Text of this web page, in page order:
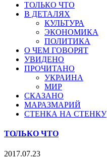
ТОЛЬКО ЧТО
В ДЕТАЛЯХ
КУЛЬТУРА
ЭКОНОМИКА
ПОЛИТИКА
О ЧЕМ ГОВОРЯТ
УВИДЕНО
ПРОЧИТАНО
УКРАИНА
МИР
СКАЗАНО
МАРАЗМАРИЙ
СТЕНКА НА СТЕНКУ
ТОЛЬКО ЧТО
2017.07.23